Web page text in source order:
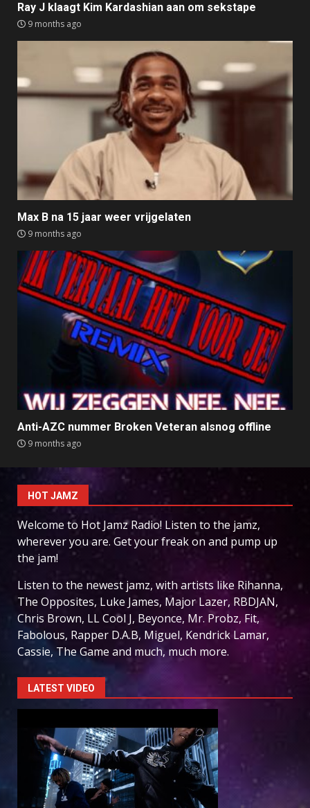
Ray J klaagt Kim Kardashian aan om sekstape
9 months ago
Max B na 15 jaar weer vrijgelaten
9 months ago
Anti-AZC nummer Broken Veteran alsnog offline
9 months ago
HOT JAMZ
Welcome to Hot Jamz Radio! Listen to the jamz,
wherever you are. Get your freak on and pump up
the jam!
Listen to the newest jamz, with artists like Rihanna,
The Opposites, Luke James, Major Lazer, RBDJAN,
Chris Brown, LL Cool J, Beyonce, Mr. Probz, Fit,
Fabolous, Rapper D.A.B, Miguel, Kendrick Lamar,
Cassie, The Game and much, much more.
LATEST VIDEO